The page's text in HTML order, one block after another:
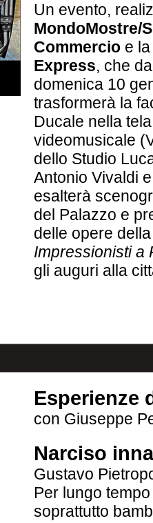
Un evento,
MondoMostre/
Commercio e
Express, che
domenica 10
trasformerà la
Ducale nella
videomusicale
dello Studio
Antonio Vivaldi
esalterà
del Palazzo e
delle opere
Impressionisti a
gli auguri alla
Esperienze
con Giuseppe
Narciso
Gustavo
Per lungo
soprattutto